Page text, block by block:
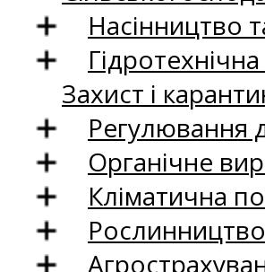
Насінництво
Захист і
Регулювання
Органічне
Кліматична
Рослинництво